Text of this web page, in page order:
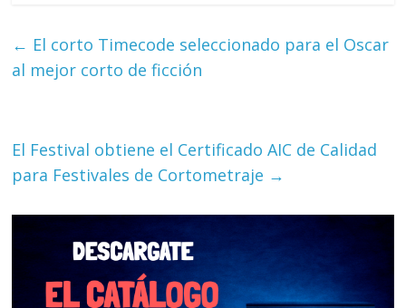
← El corto Timecode seleccionado para el Oscar
al mejor corto de ficción
El Festival obtiene el Certificado AIC de Calidad
para Festivales de Cortometraje →